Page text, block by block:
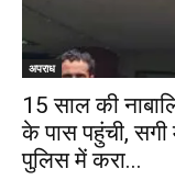
अपराध
15 साल की
के पास पहुंची, सगी
पुलिस में करा...